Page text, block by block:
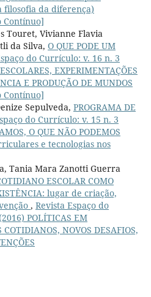
filosofia da diferença)
Contínuo]
Touret, Vivianne Flavia
da Silva, O QUE PODE UM
do Currículo: v. 16 n. 3
EXPERIMENTAÇÕES
E PRODUÇÃO DE MUNDOS
Contínuo]
Sepulveda, PROGRAMA DE
do Currículo: v. 15 n. 3
O QUE NÃO PODEMOS
e tecnologias nos
Tania Mara Zanotti Guerra
ESCOLAR COMO
lugar de criação,
, Revista Espaço do
POLÍTICAS EM
COTIDIANOS, NOVOS DESAFIOS,